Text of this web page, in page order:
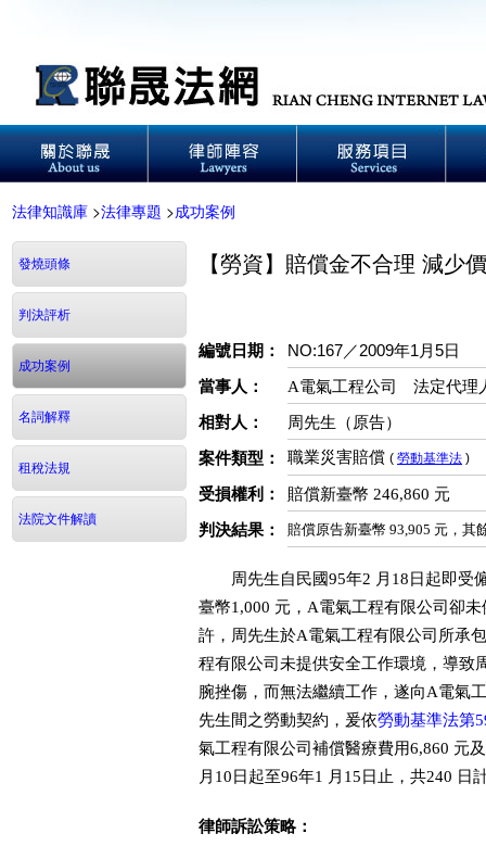
法律知識庫 >法律專題 >成功案例
發燒頭條
判決評析
成功案例
名詞解釋
租稅法規
法院文件解讀
【勞資】賠償金不合理 減少
編號日期： NO:167／2009年1月5日
當事人： A電氣工程公司 法定代理
相對人： 周先生（原告）
案件類型： 職業災害賠償 ( 勞動基準法 )
受損權利： 賠償新臺幣 246,860 元
判決結果： 賠償原告新臺幣 93,905 元，其
周先生自民國95年2 月18日起即受
臺幣1,000 元，A電氣工程有限公司卻
許，周先生於A電氣工程有限公司所承
程有限公司未提供安全工作環境，導致
腕挫傷，而無法繼續工作，遂向A電氣
先生間之勞動契約，爰依勞動基準法第
氣工程有限公司補償醫療費用6,860 元
月10日起至96年1 月15日止，共240 日
律師訴訟策略：